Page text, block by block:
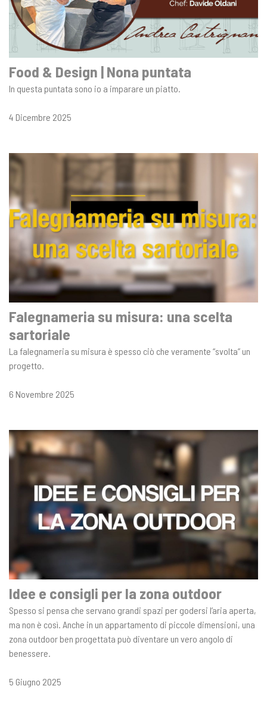
Food & Design | Nona puntata
In questa puntata sono io a imparare un piatto.
4 Dicembre 2025
Falegnameria su misura: una scelta
sartoriale
La falegnameria su misura è spesso ciò che veramente “svolta” un
progetto.
6 Novembre 2025
Idee e consigli per la zona outdoor
Spesso si pensa che servano grandi spazi per godersi l’aria aperta,
ma non è così. Anche in un appartamento di piccole dimensioni, una
zona outdoor ben progettata può diventare un vero angolo di
benessere.
5 Giugno 2025